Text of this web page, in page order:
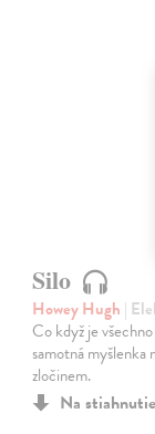
Silo
Howey Hugh |
Co když je
samotná
zločinem.
Na